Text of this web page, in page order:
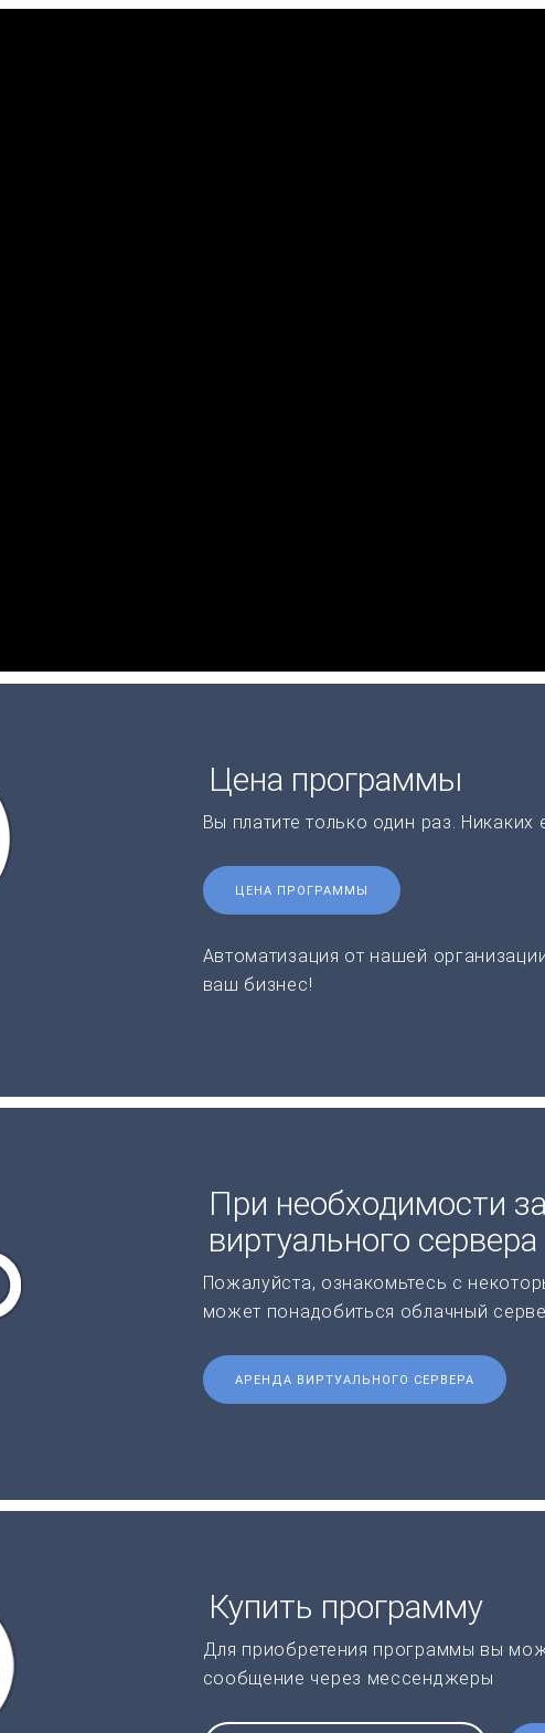
Цена программы
Вы платите только один раз.
ЦЕНА ПРОГРАММЫ
Автоматизация от нашей
ваш бизнес!
При необходимости
виртуального сервера
Пожалуйста, ознакомьтесь с
может понадобиться облачный
АРЕНДА ВИРТУАЛЬНОГО СЕРВЕРА
Купить программу
Для приобретения программы вы
сообщение через мессенджеры